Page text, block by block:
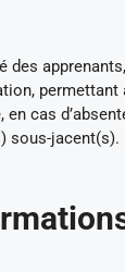
des
permettant
cas
sous-jacent(s).